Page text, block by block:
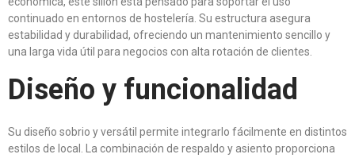
continuado en entornos de hostelería. Su estructura asegura
estabilidad y durabilidad, ofreciendo un mantenimiento sencillo y
una larga vida útil para negocios con alta rotación de clientes.
Diseño y funcionalidad
Su diseño sobrio y versátil permite integrarlo fácilmente en distintos
estilos de local. La combinación de respaldo y asiento proporciona